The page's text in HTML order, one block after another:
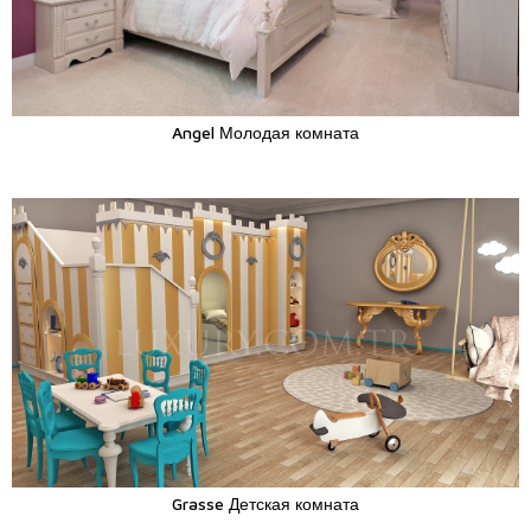
Angel Молодая комната
Grasse Детская комната